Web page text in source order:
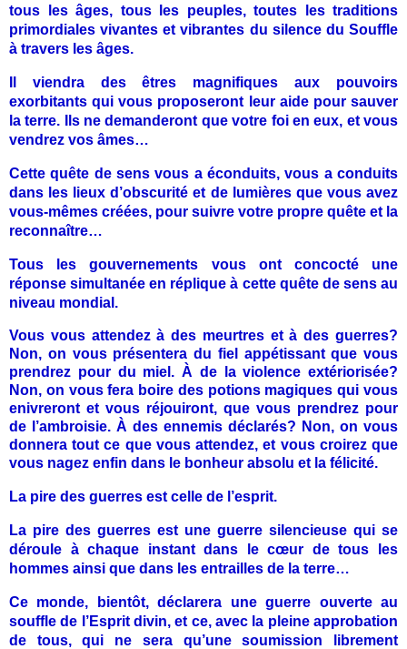
tous les âges, tous les peuples, toutes les traditions
primordiales vivantes et vibrantes du silence du Souffle
à travers les âges.
Il viendra des êtres magnifiques aux pouvoirs
exorbitants qui vous proposeront leur aide pour sauver
la terre. Ils ne demanderont que votre foi en eux, et vous
vendrez vos âmes…
Cette quête de sens vous a éconduits, vous a conduits
dans les lieux d’obscurité et de lumières que vous avez
vous-mêmes créées, pour suivre votre propre quête et la
reconnaître…
Tous les gouvernements vous ont concocté une
réponse simultanée en réplique à cette quête de sens au
niveau mondial.
Vous vous attendez à des meurtres et à des guerres?
Non, on vous présentera du fiel appétissant que vous
prendrez pour du miel. À de la violence extériorisée?
Non, on vous fera boire des potions magiques qui vous
enivreront et vous réjouiront, que vous prendrez pour
de l’ambroisie. À des ennemis déclarés? Non, on vous
donnera tout ce que vous attendez, et vous croirez que
vous nagez enfin dans le bonheur absolu et la félicité.
La pire des guerres est celle de l’esprit.
La pire des guerres est une guerre silencieuse qui se
déroule à chaque instant dans le cœur de tous les
hommes ainsi que dans les entrailles de la terre…
Ce monde, bientôt, déclarera une guerre ouverte au
souffle de l’Esprit divin, et ce, avec la pleine approbation
de tous, qui ne sera qu’une soumission librement